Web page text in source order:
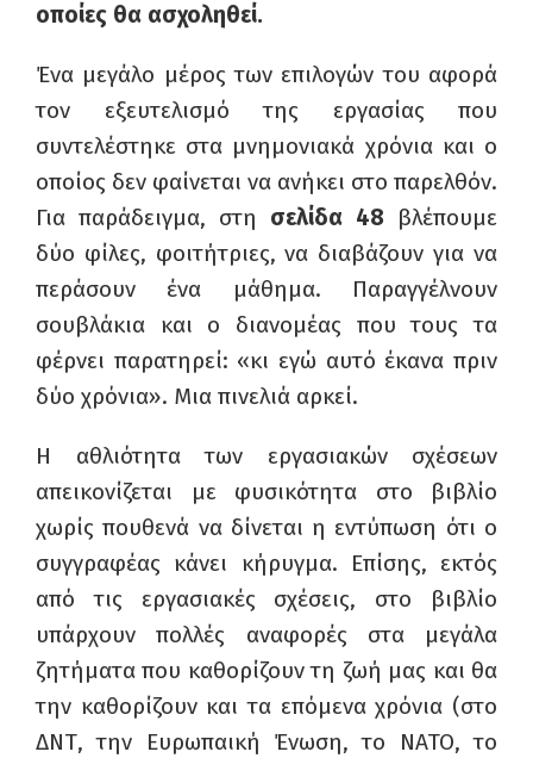
οποίες θα ασχοληθεί.
Ένα μεγάλο μέρος των επιλογών του αφορά
τον εξευτελισμό της εργασίας που
συντελέστηκε στα μνημονιακά χρόνια και ο
οποίος δεν φαίνεται να ανήκει στο παρελθόν.
Για παράδειγμα, στη σελίδα 48 βλέπουμε
δύο φίλες, φοιτήτριες, να διαβάζουν για να
περάσουν ένα μάθημα. Παραγγέλνουν
σουβλάκια και ο διανομέας που τους τα
φέρνει παρατηρεί: «κι εγώ αυτό έκανα πριν
δύο χρόνια». Μια πινελιά αρκεί.
Η αθλιότητα των εργασιακών σχέσεων
απεικονίζεται με φυσικότητα στο βιβλίο
χωρίς πουθενά να δίνεται η εντύπωση ότι ο
συγγραφέας κάνει κήρυγμα. Επίσης, εκτός
από τις εργασιακές σχέσεις, στο βιβλίο
υπάρχουν πολλές αναφορές στα μεγάλα
ζητήματα που καθορίζουν τη ζωή μας και θα
την καθορίζουν και τα επόμενα χρόνια (στο
ΔΝΤ, την Ευρωπαική Ένωση, το ΝΑΤΟ, το